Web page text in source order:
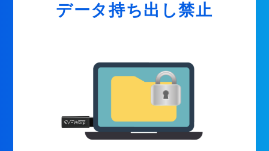
データ持ち出し禁止